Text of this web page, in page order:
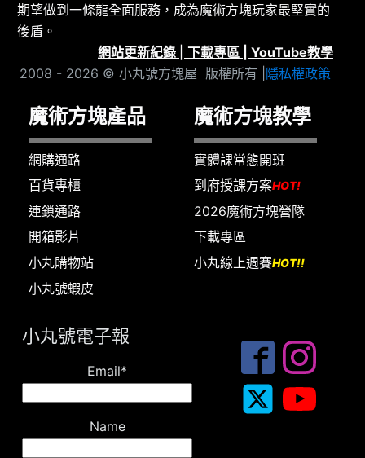
期望做到一條龍全面服務，成為魔術方塊玩家最堅實的
後盾。
網站更新紀錄
下載專區
YouTube教學
2008 - 2026 © 小丸號方塊屋 版權所有 | 隱私權政策
魔術方塊產品
網購通路
百貨專櫃
連鎖通路
開箱影片
小丸購物站
小丸號蝦皮
魔術方塊教學
實體課常態開班
到府授課方案HOT!
2026魔術方塊營隊
下載專區
小丸線上週賽HOT!!
小丸號電子報
Email*
Name